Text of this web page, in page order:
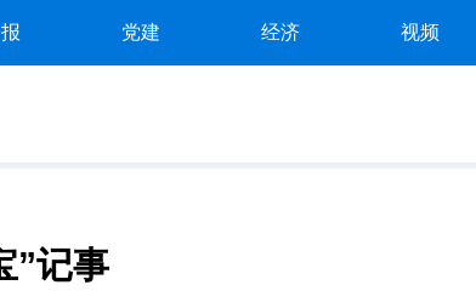
党建 经济 视频
”记事